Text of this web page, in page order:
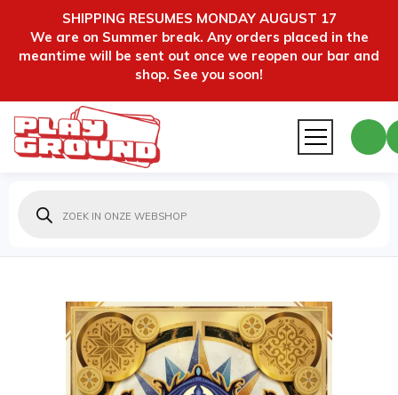
SHIPPING RESUMES MONDAY AUGUST 17
We are on Summer break. Any orders placed in the
meantime will be sent out once we reopen our bar and
shop. See you soon!
zoeken